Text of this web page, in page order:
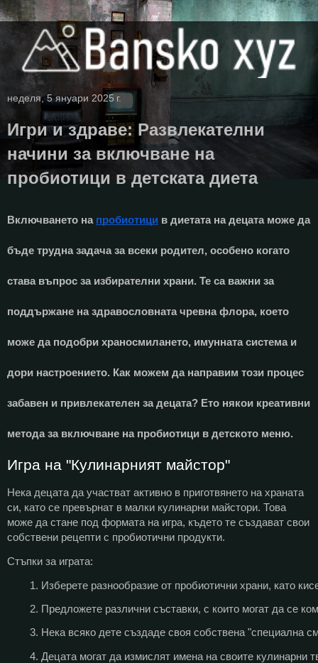
неделя, 5 януари 2025 г.
Игри и здраве: Развлекателни
начини за включване на
пробиотици в детската диета
Включването на пробиотици в диетата на децата може да
бъде трудна задача за всеки родител, особено когато
става въпрос за избирателни храни. Те са важни за
поддържане на здравословната чревна флора, което
може да подобри храносмилането, имунната система и
дори настроението. Как можем да направим този процес
забавен и привлекателен за децата? Ето някои креативни
метода за включване на пробиотици в детското меню.
Игра на "Кулинарният майстор"
Нека децата да участват активно в приготвянето на храната
си, като се превърнат в малки кулинарни майстори. Това
може да стане под формата на игра, където те създават свои
собствени рецепти с пробиотични продукти.
Стъпки за играта:
Изберете разнообразие от пробиотични храни, като
Предложете различни съставки, с които могат да се
Нека всяко дете създаде своя собствена "специална
Децата могат да измислят имена на своите кулинарни